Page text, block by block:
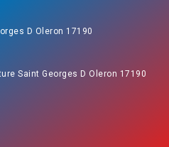
D Oleron 17190
Saint Georges D Oleron 17190